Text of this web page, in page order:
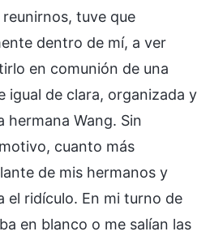
tuve que
dentro de mí, a ver
en comunión de una
igual de clara, organizada y
hermana Wang. Sin
cuanto más
de mis hermanos y
el ridículo. En mi turno de
en blanco o me salían las